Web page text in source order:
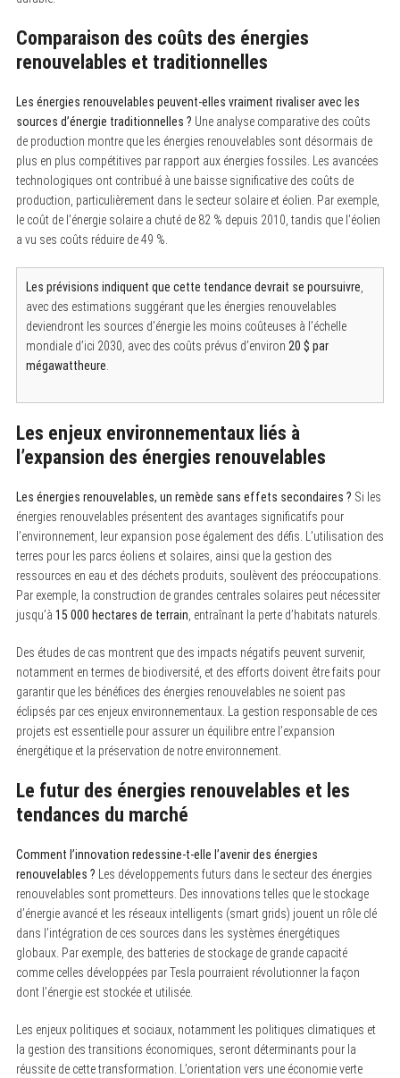
Comparaison des coûts des énergies
renouvelables et traditionnelles
Les énergies renouvelables peuvent-elles vraiment rivaliser avec les
sources d’énergie traditionnelles ? Une analyse comparative des coûts
de production montre que les énergies renouvelables sont désormais de
plus en plus compétitives par rapport aux énergies fossiles. Les avancées
technologiques ont contribué à une baisse significative des coûts de
production, particulièrement dans le secteur solaire et éolien. Par exemple,
le coût de l’énergie solaire a chuté de 82 % depuis 2010, tandis que l’éolien
a vu ses coûts réduire de 49 %.
Les prévisions indiquent que cette tendance devrait se poursuivre
avec des estimations suggérant que les énergies renouvelables
deviendront les sources d’énergie les moins coûteuses à l’échelle
mondiale d’ici 2030, avec des coûts prévus d’environ 20 $ par
mégawattheure
Les enjeux environnementaux liés à
l’expansion des énergies renouvelables
Les énergies renouvelables, un remède sans effets secondaires ? Si les
énergies renouvelables présentent des avantages significatifs pour
l’environnement, leur expansion pose également des défis. L’utilisation des
terres pour les parcs éoliens et solaires, ainsi que la gestion des
ressources en eau et des déchets produits, soulèvent des préoccupations.
Par exemple, la construction de grandes centrales solaires peut nécessiter
jusqu’à 15 000 hectares de terrain , entraînant la perte d’habitats naturels.
Des études de cas montrent que des impacts négatifs peuvent survenir,
notamment en termes de biodiversité, et des efforts doivent être faits pour
garantir que les bénéfices des énergies renouvelables ne soient pas
éclipsés par ces enjeux environnementaux. La gestion responsable de ces
projets est essentielle pour assurer un équilibre entre l’expansion
énergétique et la préservation de notre environnement.
Le futur des énergies renouvelables et les
tendances du marché
Comment l’innovation redessine-t-elle l’avenir des énergies
renouvelables ? Les développements futurs dans le secteur des énergies
renouvelables sont prometteurs. Des innovations telles que le stockage
d’énergie avancé et les réseaux intelligents (smart grids) jouent un rôle clé
dans l’intégration de ces sources dans les systèmes énergétiques
globaux. Par exemple, des batteries de stockage de grande capacité
comme celles développées par Tesla pourraient révolutionner la façon
dont l’énergie est stockée et utilisée.
Les enjeux politiques et sociaux, notamment les politiques climatiques et
la gestion des transitions économiques, seront déterminants pour la
réussite de cette transformation. L’orientation vers une économie verte
a
r
c
o
r